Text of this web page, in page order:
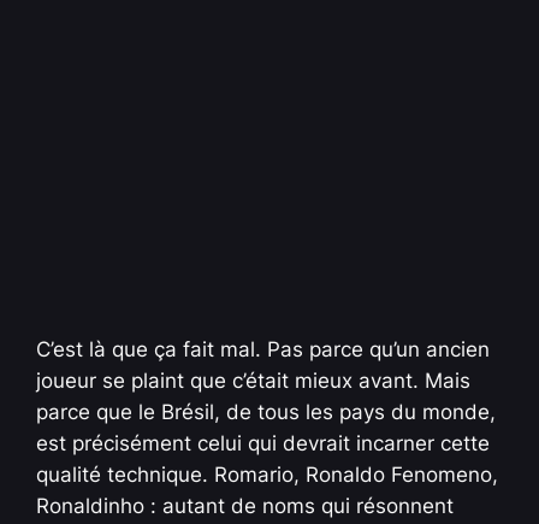
C’est là que ça fait mal. Pas parce qu’un ancien
joueur se plaint que c’était mieux avant. Mais
parce que le Brésil, de tous les pays du monde,
est précisément celui qui devrait incarner cette
qualité technique. Romario, Ronaldo Fenomeno,
Ronaldinho : autant de noms qui résonnent